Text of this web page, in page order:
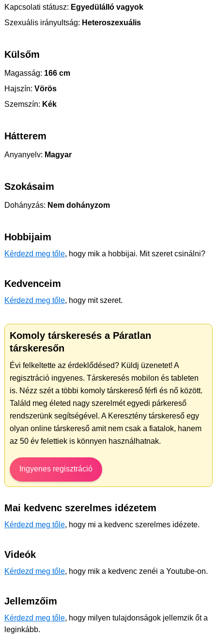
Kapcsolati státusz: Egyedülálló vagyok
Szexuális irányultság: Heteroszexuális
Külsőm
Magasság: 166 cm
Hajszín: Vörös
Szemszín: Kék
Hátterem
Anyanyelv: Magyar
Szokásaim
Dohányzás: Nem dohányzom
Hobbijaim
Kérdezd meg tőle, hogy mik a hobbijai. Mit szeret csinálni?
Kedvenceim
Kérdezd meg tőle, hogy mit szeret.
Komoly társkeresés a Páratlan
társkeresőn
Évi felkeltette az érdeklődésed? Küldj üzenetet! A
regisztráció ingyenes. Társkeresés mobilon és tableten
is. Nézz szét a többi komoly társkereső férfi és nő között.
Találd meg életed nagy szerelmét egyedi párkereső
rendszerünk segítségével. A Keresztény társkereső egy
olyan online társkereső amit nem csak a fiatalok, hanem
az 50 év felettiek is könnyen használhatnak.
Ingyenes regisztráció
Mai kedvenc szerelmes idézetem
Kérdezd meg tőle, hogy mi a kedvenc szerelmes idézete.
Videók
Kérdezd meg tőle, hogy mik a kedvenc zenéi a Youtube-on.
Jellemzőim
Kérdezd meg tőle, hogy milyen tulajdonságok jellemzik őt a
leginkább.